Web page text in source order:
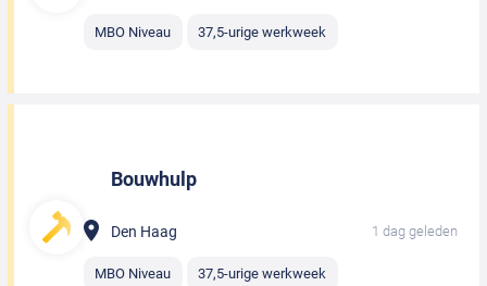
MBO Niveau 37,5-urige werkweek
Bouwhulp
Den Haag 1 dag geleden
MBO Niveau 37,5-urige werkweek